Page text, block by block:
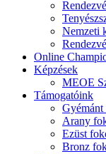
Nemzeti
Online
Képzések
MEOE
Támogatóink
Arany
Ezüst
Bronz